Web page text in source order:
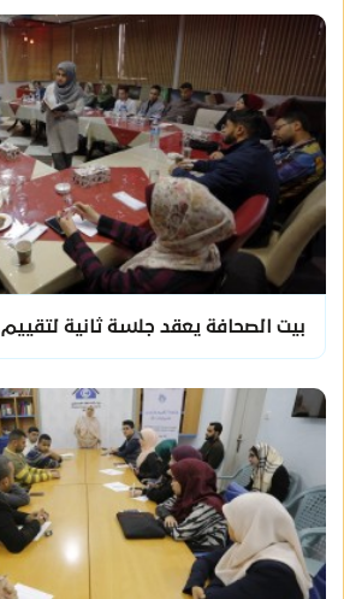
بيت الصحافة يعقد جلسة ثانية لتقييم